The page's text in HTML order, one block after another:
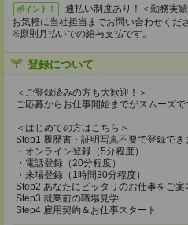
ポイント！
速払い制度あり！＜勤務実
お気軽に当社担当までお問い合わせくだ
※原則月払いでの給与支払です。
登録について
＜ご登録済みの方も大歓迎！＞
ご応募からお仕事開始までがスムーズ
＜はじめての方はこちら＞
Step1 履歴書・証明写真不要で登録でき
・オンライン登録（5分程度）
・電話登録（20分程度）
・来場登録（1時間30分程度）
Step2 あなたにピッタリのお仕事をご案
Step3 就業前の職場見学
Step4 雇用契約＆お仕事スタート